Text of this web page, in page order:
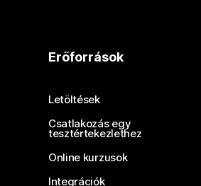
Erőforrások
Letöltések
Csatlakozás egy
tesztértekezlethez
Online kurzusok
Integrációk